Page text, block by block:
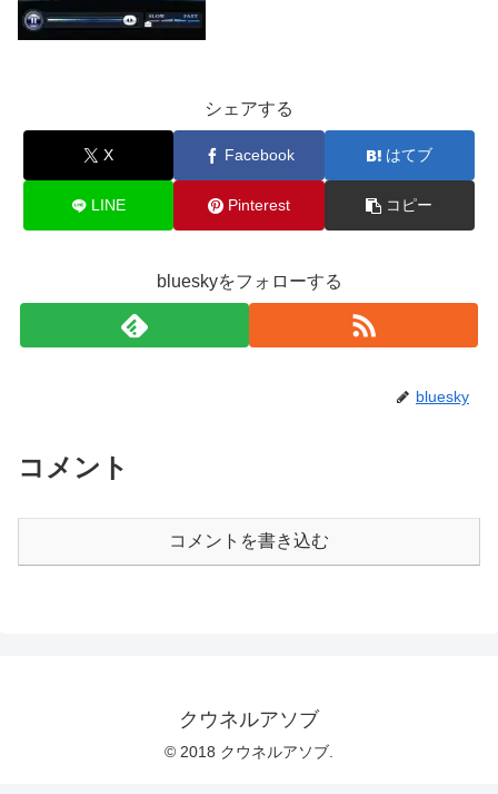
シェアする
X Facebook はてブ
LINE Pinterest コピー
blueskyをフォローする
bluesky
コメント
コメントを書き込む
クウネルアソブ
© 2018 クウネルアソブ.